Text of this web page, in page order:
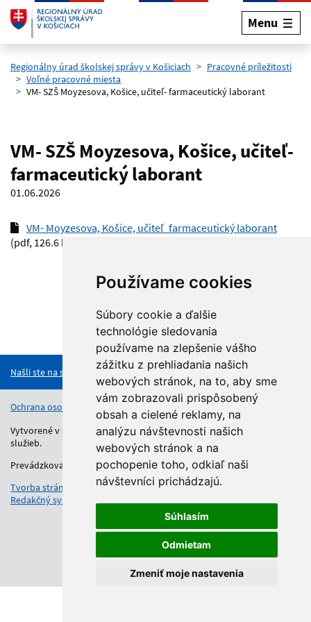
Používame cookies
Súbory cookie a ďalšie
technológie sledovania
používame na zlepšenie vášho
zážitku z prehliadania našich
webových stránok, na to, aby sme
vám zobrazovali prispôsobený
obsah a cielené reklamy, na
analýzu návštevnosti našich
webových stránok a na
pochopenie toho, odkiaľ naši
návštevníci prichádzajú.
Súhlasím
Odmietam
Zmeniť moje nastavenia
Preskočiť na hlavný obsah
Menu
Regionálny úrad školskej správy v Košiciach
Pracovné príležitosti
Voľné pracovné miesta
VM- SZŠ Moyzesova, Košice, učiteľ- farmaceutický laborant
VM- SZŠ Moyzesova, Košice, učiteľ-
farmaceutický laborant
01.06.2026
VM- Moyzesova, Košice, učiteľ_farmaceutický laborant
(pdf, 126.6 kB)
Našli ste na stránke chybu?
Ochrana osobných údajov Vyhlásenie o prístupnosti Kontakt
Vytvorené v súlade s Jednotným dizajn manuálom elektronických
služieb.
Prevádzkovateľom služby je Regionálny úrad školskej správy.
Tvorba stránok
: Aglo Solutions
Redakčný systém